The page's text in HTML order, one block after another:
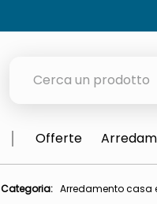
orologio parete
Offerte
Categoria: Arredamento casa